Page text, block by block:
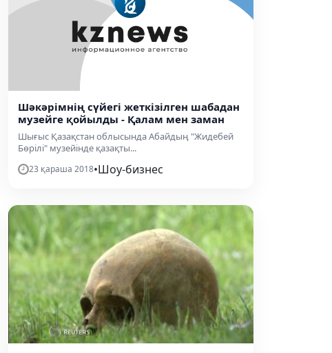
Шәкәрімнің сүйегі жеткізілген шабадан
музейге қойылды - Қалам мен заман
Шығыс Қазақстан облысында Абайдың "Жидебей
Бөрілі" музейінде қазақты...
23 қараша 2018•Шоу-бизнес